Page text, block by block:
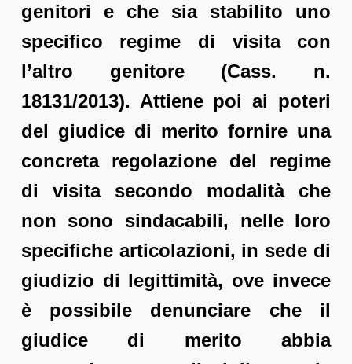
genitori e che sia stabilito uno
specifico regime di visita con
l’altro genitore (Cass. n.
18131/2013). Attiene poi ai poteri
del giudice di merito fornire una
concreta regolazione del regime
di visita secondo modalità che
non sono sindacabili, nelle loro
specifiche articolazioni, in sede di
giudizio di legittimità, ove invece
è possibile denunciare che il
giudice di merito abbia